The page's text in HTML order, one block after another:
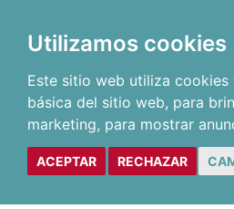
Utilizamos cookies
Este sitio web utiliza
básica del sitio web, para
marketing, para mostrar
ACEPTAR RECHAZAR